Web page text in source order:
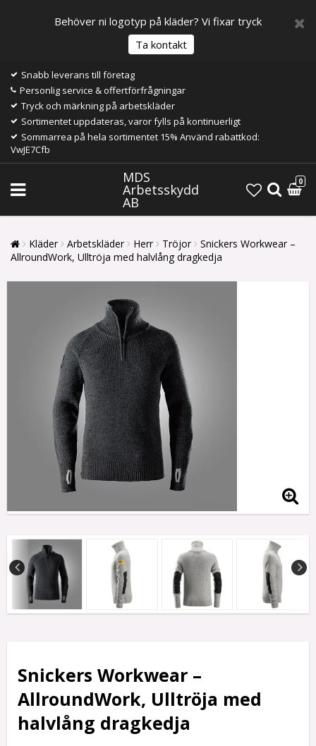
Behöver ni logotyp på kläder? Vi fixar tryck
Ta kontakt
Snabb leverans till företag
Personlig service & offertförfrågningar
Tryck och märkning på arbetskläder
Sortimentet uppdateras, varor fylls på kontinuerligt
Sommarrea på hela sortimentet 15% Använd rabattkod:
VwJE7Cfb
MDS
Arbetsskydd
AB
0
Kläder Arbetskläder Herr Tröjor
Snickers Workwear –
AllroundWork, Ulltröja med halvlång dragkedja
Snickers Workwear –
AllroundWork, Ulltröja med
halvlång dragkedja